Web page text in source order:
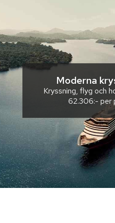
Moderna
Kryssning, flyg och
62.306:- per